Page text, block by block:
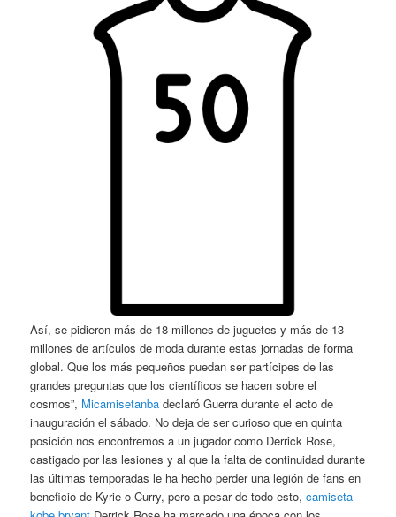
Así, se pidieron más de 18 millones de juguetes y más de 13
millones de artículos de moda durante estas jornadas de forma
global. Que los más pequeños puedan ser partícipes de las
grandes preguntas que los científicos se hacen sobre el
cosmos”, Micamisetanba declaró Guerra durante el acto de
inauguración el sábado. No deja de ser curioso que en quinta
posición nos encontremos a un jugador como Derrick Rose,
castigado por las lesiones y al que la falta de continuidad durante
las últimas temporadas le ha hecho perder una legión de fans en
beneficio de Kyrie o Curry, pero a pesar de todo esto,camiseta